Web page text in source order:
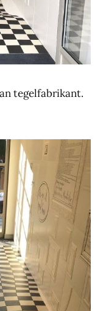
tegelfabrikant.